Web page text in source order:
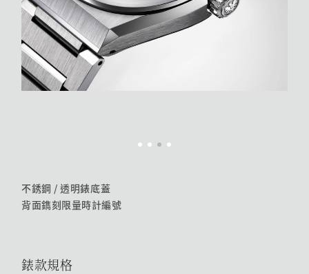
不銹鋼 / 透明錶底蓋
背面鐫刻限量時計編號
錶款規格